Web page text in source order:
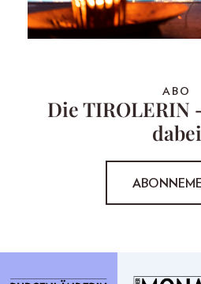
ABO
Die TIROLERIN
dabei